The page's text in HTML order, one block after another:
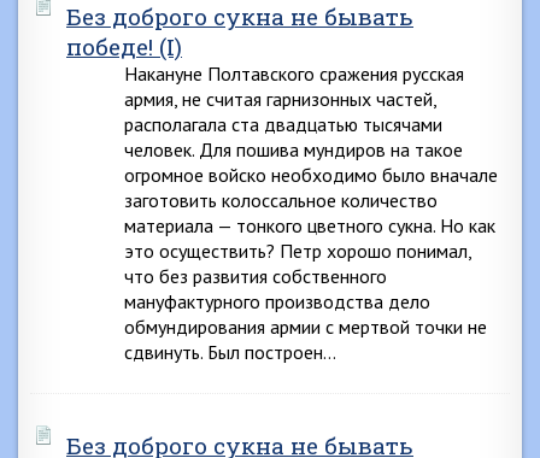
Без доброго сукна не бывать
победе! (I)
Накануне Полтавского сражения русская
армия, не считая гарнизонных частей,
располагала ста двадцатью тысячами
человек. Для пошива мундиров на такое
огромное войско необходимо было вначале
заготовить колоссальное количество
материала — тонкого цветного сукна. Но как
это осуществить? Петр хорошо понимал,
что без развития собственного
мануфактурного производства дело
обмундирования армии с мертвой точки не
сдвинуть. Был построен…
Без доброго сукна не бывать